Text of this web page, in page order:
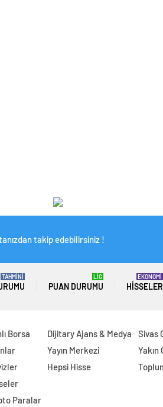
takip edebilirsiniz !
TAHMİNİ
PUAN DURUMU
LİG
HISSELER
EKONOMİ
Borsa
Paralar
Dijitary Ajans & Medya
Yayın Merkezi
Hepsi Hisse
Sivas
Yakın